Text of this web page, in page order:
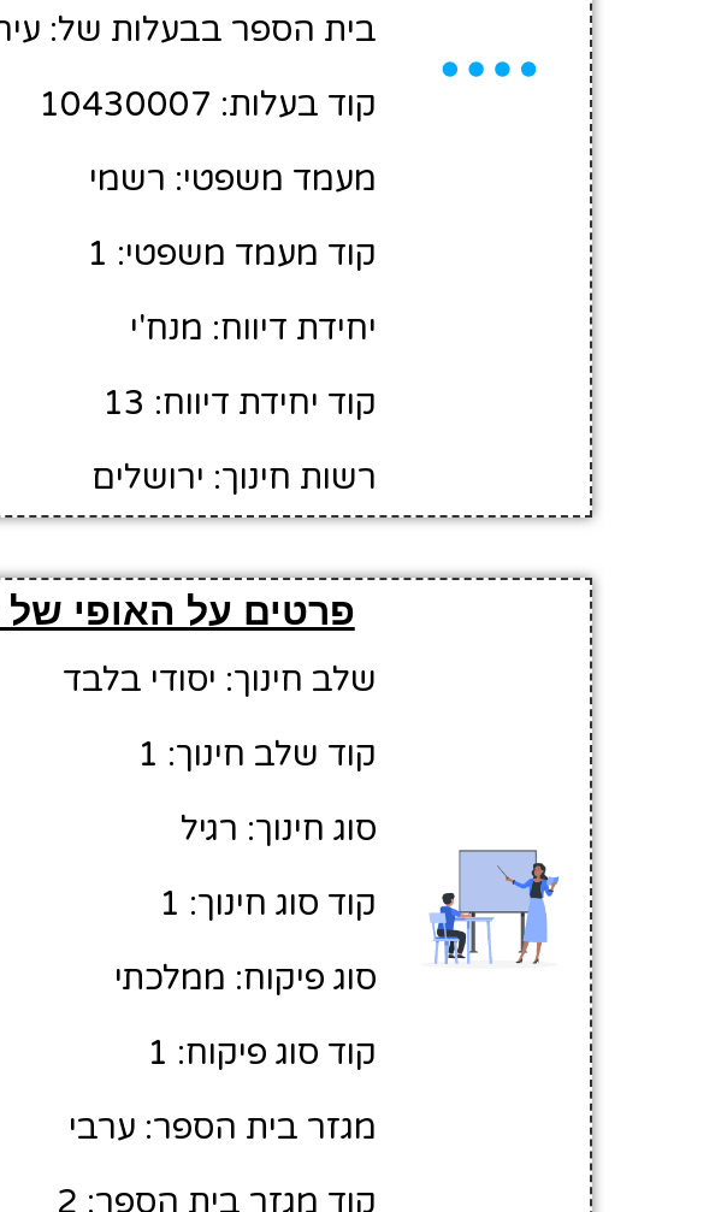
בית הספר בבעלות של:
קוד בעלות: 10430007
מעמד משפטי: רשמי
קוד מעמד משפטי: 1
יחידת דיווח: מנח'י
קוד יחידת דיווח: 13
רשות חינוך: ירושלים
פרטים על האופי של
שלב חינוך: יסודי בלבד
קוד שלב חינוך: 1
סוג חינוך: רגיל
קוד סוג חינוך: 1
סוג פיקוח: ממלכתי
קוד סוג פיקוח: 1
מגזר בית הספר: ערבי
קוד מגזר בית הספר: 2